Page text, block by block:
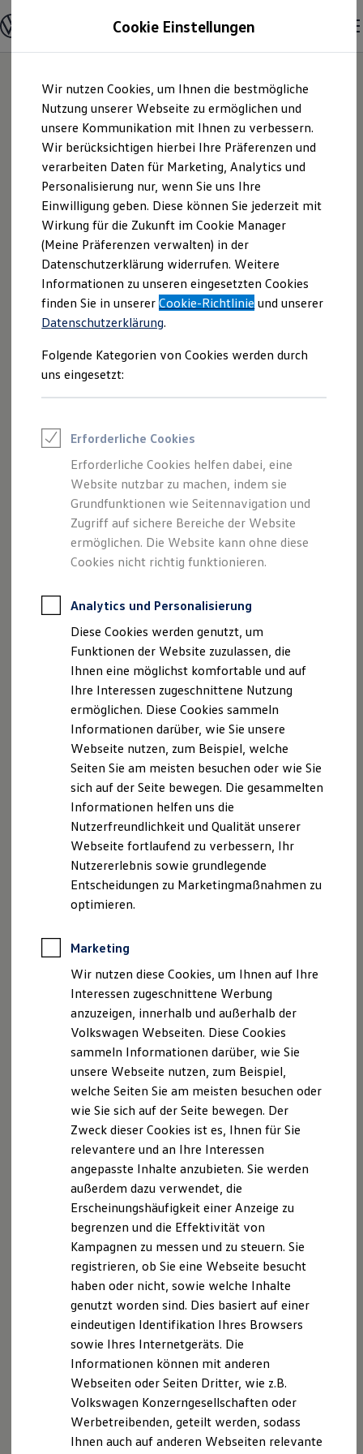
Hauptinhalt
springen
Footer
springen
Modelle & Konfigurator
Nutzfahrzeugkategorien entdecken
Modelle konfigurieren
Vorgängermodelle und Oldtimer
Vorgängermodelle
Oldtimer
Bulli Historie
Branchenlösungen & Gewerbekunden
Umbaulösungen und Hersteller finden
Auf- und Umbauten entdecken & konfigurieren
Groß- und Sonderkunden
Großkunden
Kommunen & Behörden
Journalisten
Sportvereine
Branchenlösungen
Bau & Handwerk
Gewerbliche Personenbeförderung
Service & mobile Werkstätten
Kurier, Logistik & Handel
Kühlfahrzeuge
Feuerwehr
ONE Business ID Vorteile
Fahrzeuge online kaufen
Digitaler Marktplatz
Kauf & Finanzierung
Online-Fahrzeugbewertung
Aktionen & Angebote
E-Auto-Förderung
Für Privatkunden
Für Gewerbekunden
Profi Paket
ProfiPartner für Gebrauchtwagen
Finanzierung
Für Privatkunden
Für Gewerbekunden
Leasing
Für Privatkunden
Für Gewerbekunden
Versicherungen & Garantien
Garantien
Kfz-Versicherung für Nutzfahrzeuge
Restschuldversicherung
Wartungsverträge
Besitzer & Service
Reparatur & Service
Sommer-Special
Reparatur, Pflege & Inspektion
Servicetermin anfragen
Service-Vorteile bei Volkswagen Nutzfahrzeuge
ServicePlus
Economy Service
Räder & Reifen Service
Notdienst und Pannenhilfe
Software, Konnektivität & Apps
California App
VW Connect für Ihren ID. Buzz
VW Connect für Ihren Transporter/Caravelle
VW Connect für Ihren Amarok
VW Connect für andere Modelle
Connect Pro
Fleet Interface Data
Multistop Pathfinder
Übersicht Software Updates
Digitales Bordbuch
Fahrerassistenz- und Sicherheitssysteme
Kontrollleuchten
Batterieverordnung
XTL-Dieselkraftstoff
Ersatzteile und Betriebsflüssigkeiten
Original Zubehör und Lifestyle Produkte
myVolkswagen
myVolkswagen Business
Elektrisch & Autonom
Elektro - & Hybridfahrzeuge
Unser Ansatz
Klimafreundlicher Strom
Reichweite & Ladelösungen
Reichweitensimulator
Ladezeitensimulator
Ladelösungen für Privatkunden
Ladelösungen für Gewerbekunden
Bidirektionales Laden
Förderung & Kosten der Elektrofahrzeuge
Fördermöglichkeiten für Privatkunden
Autohaus Grützner
GmbH | Impressum
& Rechtliches
Hier finden Sie Informationen über die
Autohaus Grützner GmbH als
verantwortliche Anbieterin von Inhalten
und Angeboten, die auf dieser Webseite
speziell aufgeführt sind.
Impressum
Datenschutzerklärung
Impressum
Birnenstraße 1
17033 Neubrandenburg
Telefon: 0395 36777-0
Fax: 0395 36777-55
E-Mail:info@vw-nb.de
Geschäftsführer: Marit Grützner, Holger Neu, Georg
Neu, Peter Neu
USt. ID-Nummer: DE 158028819
Handelsregister: Amtsgericht Neubrandenburg HRB
Versicherungsvermittlerregister: D-MY0U-2Z7EN-36
gunnar.neu@duerkop-automobile.de
Verbraucherstreitbeilegungsgesetz (VSBG)
Wir sind zur Teilnahme an einem
Streitbeilegungsverfahren vor einer
Verbraucherschlichtungsstelle weder bereit noch dazu
verpflichtet.
Datenschutzerklärung
A. Verantwortlicher
Wir freuen uns, dass Sie unsere Webseite der
Autohaus Grützner GmbH, Birnenstraße 1, 17033
Neubrandenburg,info@vw-nb.debesuchen. Im
Folgenden informieren wir Sie über die Verarbeitung
Ihrer personenbezogenen Daten durch uns im
Zusammenhang mit Ihrem Besuch unserer Webseite.
B. Verarbeitung Ihrer personenbezogenen Daten
Unsere Webseite bietet Ihnen verschiedene
Angebote, die wir Ihnen in Bezug auf dabei durch uns
verarbeitete personenbezogene Daten im Folgenden
näher erläutern möchten. Bei der Datenverarbeitung
im Zusammenhang mit unserer Webseite unterstützt
uns die Volkswagen Deutschland GmbH und Co. KG als
Cookie Einstellungen
Wir nutzen Cookies, um Ihnen die bestmögliche
Nutzung unserer Webseite zu ermöglichen und
unsere Kommunikation mit Ihnen zu verbessern.
Wir berücksichtigen hierbei Ihre Präferenzen und
verarbeiten Daten für Marketing, Analytics und
Personalisierung nur, wenn Sie uns Ihre
Einwilligung geben. Diese können Sie jederzeit mit
Wirkung für die Zukunft im Cookie Manager
(Meine Präferenzen verwalten) in der
Datenschutzerklärung widerrufen. Weitere
Informationen zu unseren eingesetzten Cookies
finden Sie in unsererCookie-Richtlinie und unserer
Datenschutzerklärung.
Folgende Kategorien von Cookies werden durch
uns eingesetzt:
Erforderliche Cookies
Erforderliche Cookies helfen dabei, eine
Website nutzbar zu machen, indem sie
Grundfunktionen wie Seitennavigation und
Zugriff auf sichere Bereiche der Website
ermöglichen. Die Website kann ohne diese
Cookies nicht richtig funktionieren.
Analytics und Personalisierung
Diese Cookies werden genutzt, um
Funktionen der Website zuzulassen, die
Ihnen eine möglichst komfortable und auf
Ihre Interessen zugeschnittene Nutzung
ermöglichen. Diese Cookies sammeln
Informationen darüber, wie Sie unsere
Webseite nutzen, zum Beispiel, welche
Seiten Sie am meisten besuchen oder wie Sie
sich auf der Seite bewegen. Die gesammelten
Informationen helfen uns die
Nutzerfreundlichkeit und Qualität unserer
Webseite fortlaufend zu verbessern, Ihr
Nutzererlebnis sowie grundlegende
Entscheidungen zu Marketingmaßnahmen zu
optimieren.
Marketing
Wir nutzen diese Cookies, um Ihnen auf Ihre
Interessen zugeschnittene Werbung
anzuzeigen, innerhalb und außerhalb der
Volkswagen Webseiten. Diese Cookies
sammeln Informationen darüber, wie Sie
unsere Webseite nutzen, zum Beispiel,
welche Seiten Sie am meisten besuchen oder
wie Sie sich auf der Seite bewegen. Der
Zweck dieser Cookies ist es, Ihnen für Sie
relevantere und an Ihre Interessen
angepasste Inhalte anzubieten. Sie werden
außerdem dazu verwendet, die
Erscheinungshäufigkeit einer Anzeige zu
begrenzen und die Effektivität von
Kampagnen zu messen und zu steuern. Sie
registrieren, ob Sie eine Webseite besucht
haben oder nicht, sowie welche Inhalte
genutzt worden sind. Dies basiert auf einer
eindeutigen Identifikation Ihres Browsers
sowie Ihres Internetgeräts. Die
Informationen können mit anderen
Webseiten oder Seiten Dritter, wie z.B.
Volkswagen Konzerngesellschaften oder
Werbetreibenden, geteilt werden, sodass
Ihnen auch auf anderen Webseiten relevante